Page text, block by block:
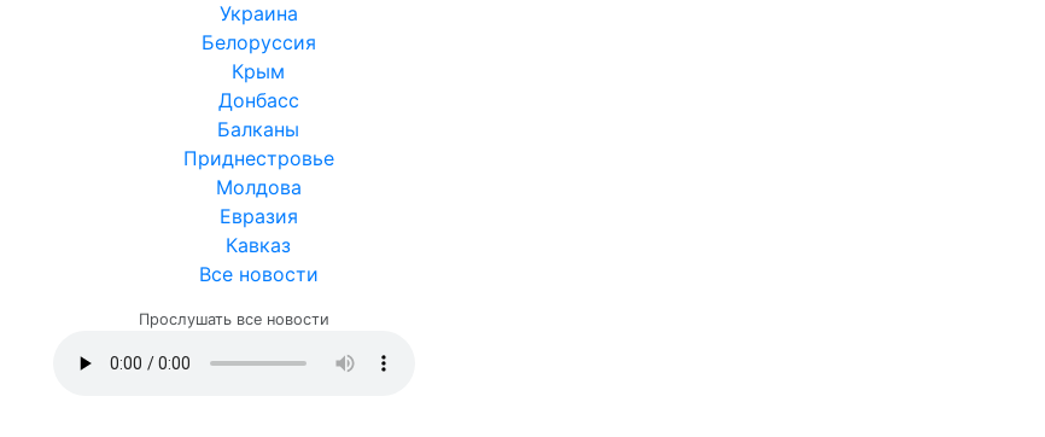
Украина
Белоруссия
Крым
Донбасс
Балканы
Приднестровье
Молдова
Евразия
Кавказ
Все новости
Прослушать все новости